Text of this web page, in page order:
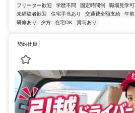
フリーター歓迎
学歴不問 固定時間制 職場見学可
未経験者歓迎
住宅手当あり 交通費全額支給 午前
研修あり
夕方 在宅OK 賞与あり
契約社員